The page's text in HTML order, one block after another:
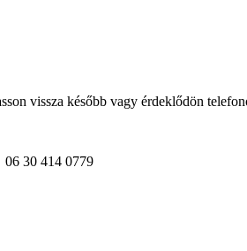
vissza később vagy érdeklődön
06 30 414 0779